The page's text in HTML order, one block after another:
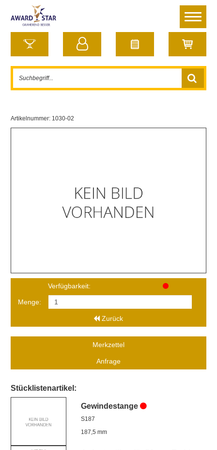
Artikelnummer: 1030-02
Verfügbarkeit:
Menge:
Zurück
Merkzettel
Anfrage
Stücklistenartikel:
Gewindestange
S187
187,5 mm